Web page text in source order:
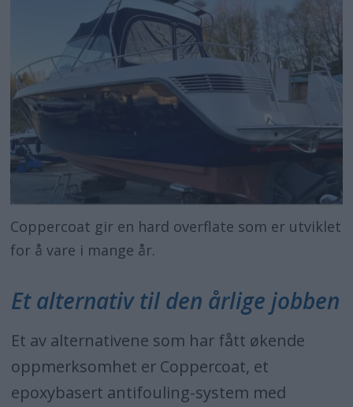
Coppercoat gir en hard overflate som er utviklet
for å vare i mange år.
Et alternativ til den årlige jobben
Et av alternativene som har fått økende
oppmerksomhet er Coppercoat, et
epoxybasert antifouling-system med